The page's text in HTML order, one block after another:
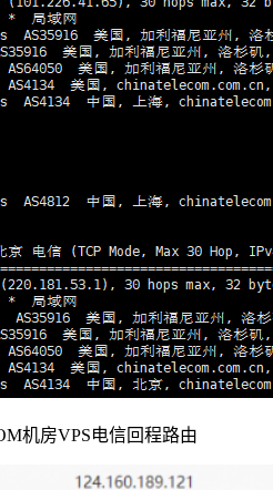
机房VPS电信回程路由